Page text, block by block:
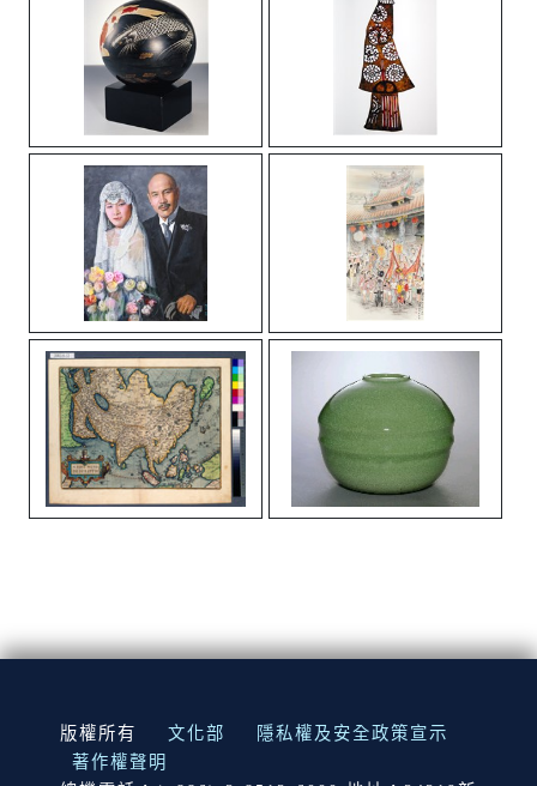
:::
版權所有 文化部
隱私權及安全政策宣示
著作權聲明